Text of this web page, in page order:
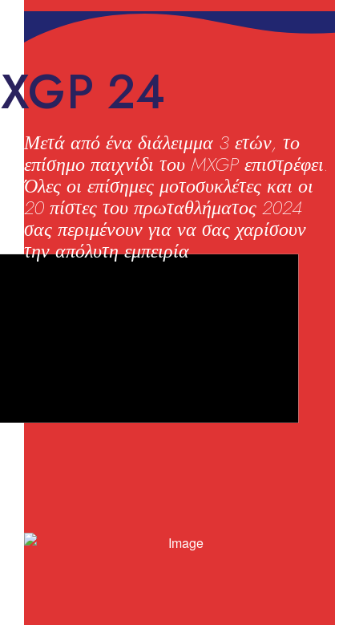
24
Μετά από ένα διάλειμμα 3 ετών, το
επίσημο παιχνίδι του MXGP επιστρέφει.
Όλες οι επίσημες μοτοσυκλέτες και οι
20 πίστες του πρωταθλήματος 2024
σας περιμένουν για να σας χαρίσουν
την απόλυτη εμπειρία